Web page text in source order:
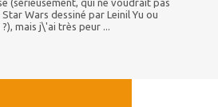
(sérieusement, qui ne voudrait pas
Wars dessiné par Leinil Yu ou
mais j\'ai très peur ...